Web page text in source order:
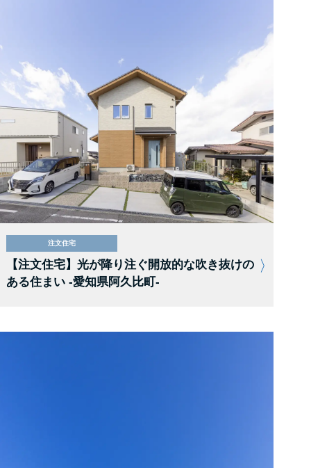
注文住宅
【注文住宅】光が降り注ぐ開放的な吹き抜けの
ある住まい -愛知県阿久比町-